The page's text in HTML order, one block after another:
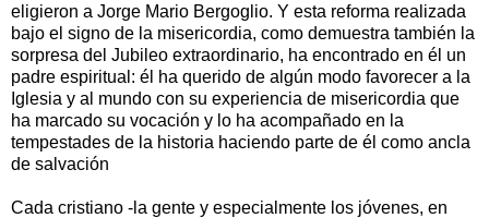
eligieron a Jorge Mario Bergoglio. Y esta reforma realizada
bajo el signo de la misericordia, como demuestra también la
sorpresa del Jubileo extraordinario, ha encontrado en él un
padre espiritual: él ha querido de algún modo favorecer a la
Iglesia y al mundo con su experiencia de misericordia que
ha marcado su vocación y lo ha acompañado en la
tempestades de la historia haciendo parte de él como ancla
de salvación
Cada cristiano -la gente y especialmente los jóvenes, en